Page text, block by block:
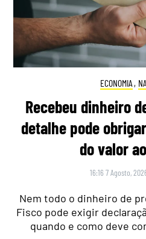
ECONOMIA ,
Recebeu dinheiro
detalhe pode
do valor
16:16 7 Agosto,
Nem todo o dinheiro de
Fisco pode exigir
quando e como deve